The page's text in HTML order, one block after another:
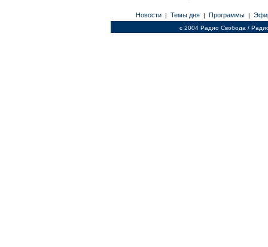
Новости | Темы дня | Программы |
c 2004 Радио Свобода /